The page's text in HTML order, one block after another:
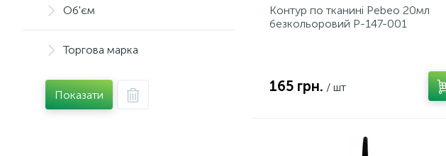
Об'єм
Торгова марка
Показати
Контур по тканині Pebeo 20мл
безкольоровий Р-147-001
165 грн. / шт